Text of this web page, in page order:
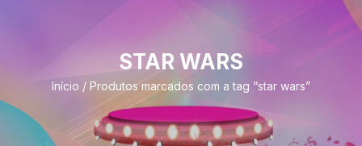
STAR WARS
Início / Produtos marcados com a tag “star wars”